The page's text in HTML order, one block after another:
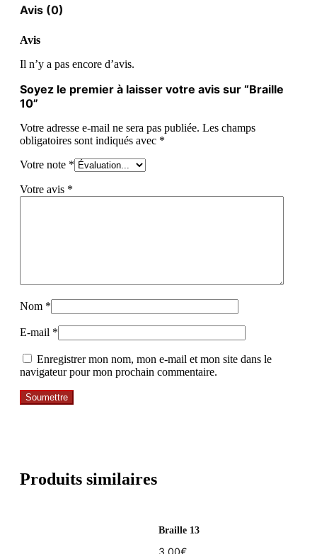
Produits similaires
Braille 13
3,00€
Avis (0)
Avis
Il n’y a pas encore d’avis.
Soyez le premier à laisser votre avis sur “Braille
10”
Votre adresse e-mail ne sera pas publiée. Les champs
obligatoires sont indiqués avec *
Votre note *
Votre avis *
Nom *
E-mail *
Enregistrer mon nom, mon e-mail et mon site dans le
navigateur pour mon prochain commentaire.